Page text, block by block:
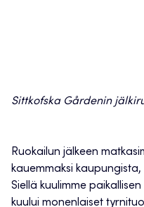
Sittkofska Gårdenin
Ruokailun jälkeen
kauemmaksi
Siellä kuulimme
kuului monenlaiset